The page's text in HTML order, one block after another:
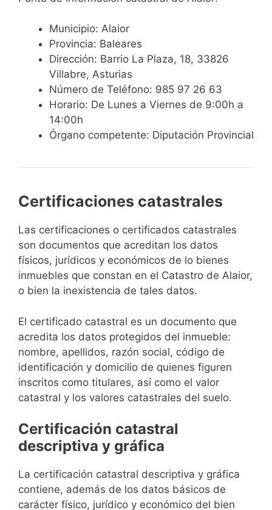
Municipio: Alaior
Provincia: Baleares
Dirección: Barrio La Plaza, 18, 33826
Villabre, Asturias
Número de Teléfono: 985 97 26 63
Horario: De Lunes a Viernes de 9:00h a
14:00h
Órgano competente: Diputación Provincial
Certificaciones catastrales
Las certificaciones o certificados catastrales
son documentos que acreditan los datos
físicos, jurídicos y económicos de lo bienes
inmuebles que constan en el Catastro de Alaior,
o bien la inexistencia de tales datos.
El certificado catastral es un documento que
acredita los datos protegidos del inmueble:
nombre, apellidos, razón social, código de
identificación y domicilio de quienes figuren
inscritos como titulares, así como el valor
catastral y los valores catastrales del suelo.
Certificación catastral
descriptiva y gráfica
La certificación catastral descriptiva y gráfica
contiene, además de los datos básicos de
carácter físico, jurídico y económico del bien